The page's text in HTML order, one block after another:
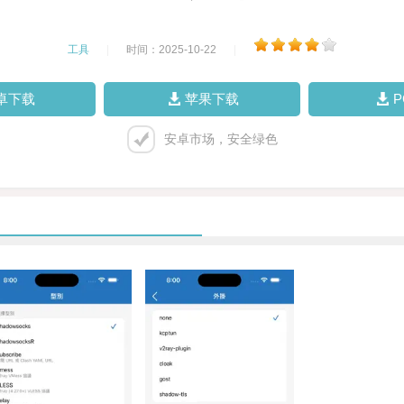
工具 时间：2025-10-22
下载 苹果下载
安卓市场，安全绿色